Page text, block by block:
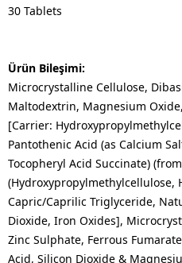
30 Tablets
Ürün Bileşimi:
Microcrystalline Cellulose,
Maltodextrin, Magnesium
[Carrier:
Pantothenic Acid (as Calcium
Tocopheryl Acid Succinate)
(Hydroxypropylmethylcellulose,
Capric/Caprilic Triglyceride,
Dioxide, Iron Oxides],
Zinc Sulphate, Ferrous
Acid, Silicon Dioxide &